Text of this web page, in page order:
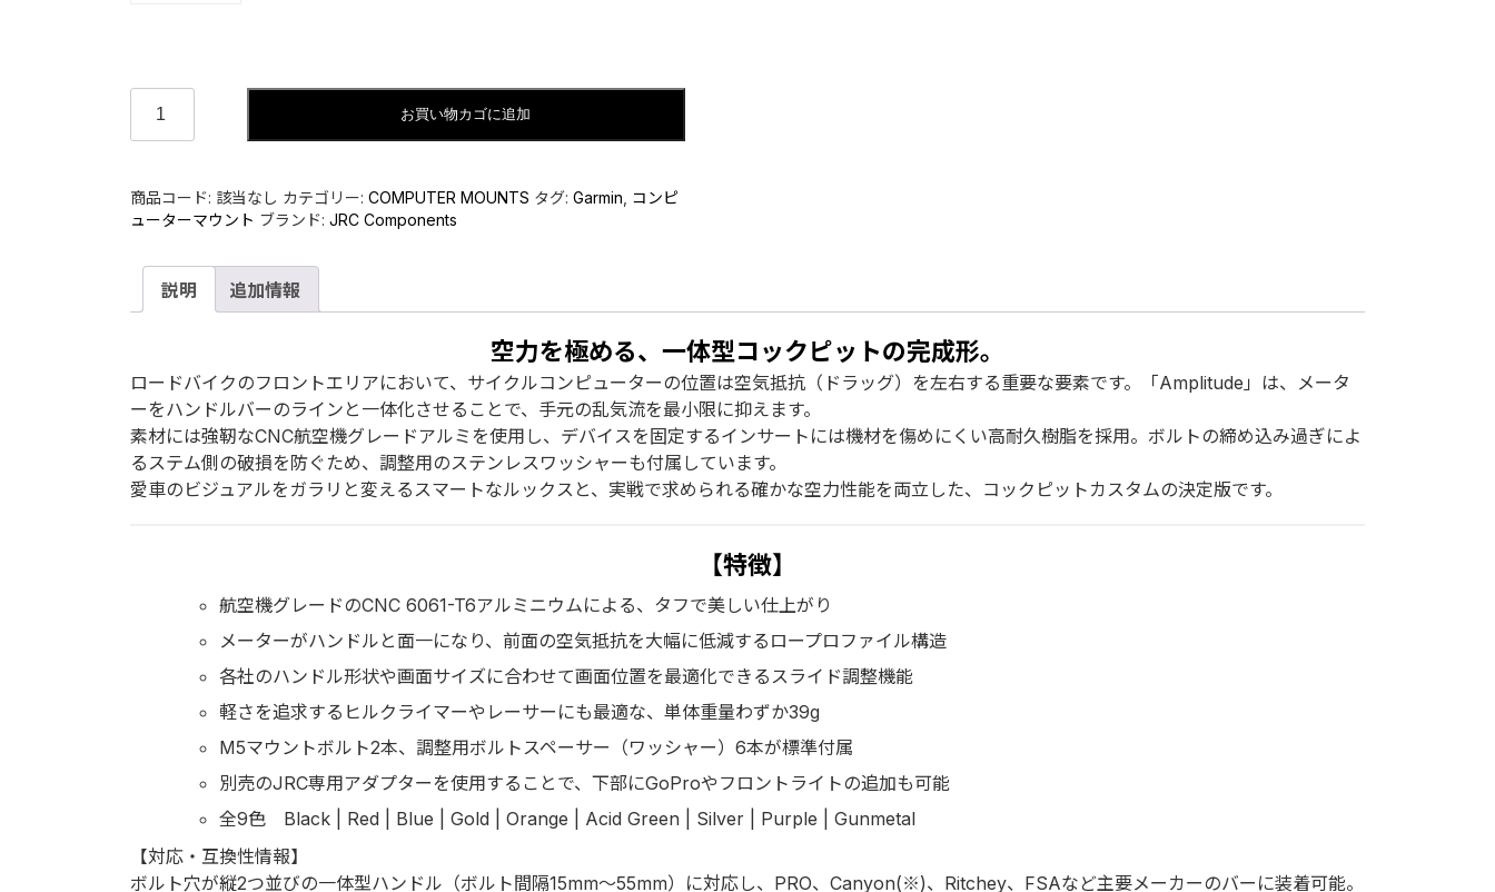
Amplitude
Computer
Mount
イ
ン
グ
ッ
ド
ハ
ン
ド
ト
お買い物カゴに追加
商品コード: 該当なし カテゴリー: COMPUTER MOUNTS タグ: Garmin コンピ
ューターマウント ブランド: JRC Components
説明 追加情報
空力を極める、一体型コックピットの完成形。
ロードバイクのフロントエリアにおいて、サイクルコンピューターの位置は空気抵抗（ドラッグ）を左右する重要な要素です。「Amplitude」は、メータ
ーをハンドルバーのラインと一体化させることで、手元の乱気流を最小限に抑えます。
素材には強靭なCNC航空機グレードアルミを使用し、デバイスを固定するインサートには機材を傷めにくい高耐久樹脂を採用。ボルトの締め込み過ぎによ
るステム側の破損を防ぐため、調整用のステンレスワッシャーも付属しています。
愛車のビジュアルをガラリと変えるスマートなルックスと、実戦で求められる確かな空力性能を両立した、コックピットカスタムの決定版です。
【特徴】
航空機グレードのCNC 6061-T6アルミニウムによる、タフで美しい仕上がり
メーターがハンドルと面一になり、前面の空気抵抗を大幅に低減するロープロファイル構造
各社のハンドル形状や画面サイズに合わせて画面位置を最適化できるスライド調整機能
軽さを追求するヒルクライマーやレーサーにも最適な、単体重量わずか39g
M5マウントボルト2本、調整用ボルトスペーサー（ワッシャー）6本が標準付属
別売のJRC専用アダプターを使用することで、下部にGoProやフロントライトの追加も可能
全9色 Black | Red | Blue | Gold | Orange | Acid Green | Silver | Purple | Gunmetal
【対応・互換性情報】
ボルト穴が縦2つ並びの一体型ハンドル（ボルト間隔15mm〜55mm）に対応し、PRO、Canyon(※)、Ritchey、FSAなど主要メーカーのバーに装着可能。